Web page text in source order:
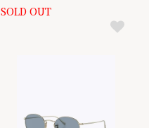
SOLD OUT